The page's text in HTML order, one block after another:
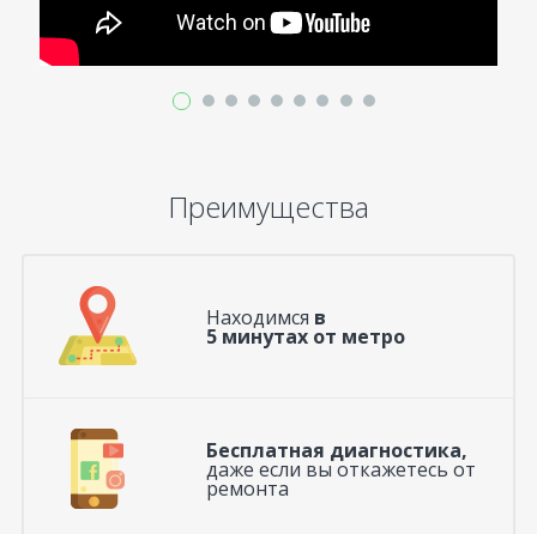
Преимущества
Находимся в
5 минутах от метро
Бесплатная диагностика,
даже если вы откажетесь от
ремонта